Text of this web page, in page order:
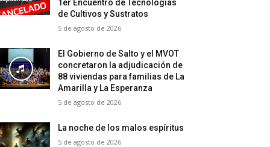
1er Encuentro de Tecnologías
de Cultivos y Sustratos
5 de agosto de 2026
El Gobierno de Salto y el MVOT
concretaron la adjudicación de
88 viviendas para familias de La
Amarilla y La Esperanza
5 de agosto de 2026
La noche de los malos espíritus
5 de agosto de 2026